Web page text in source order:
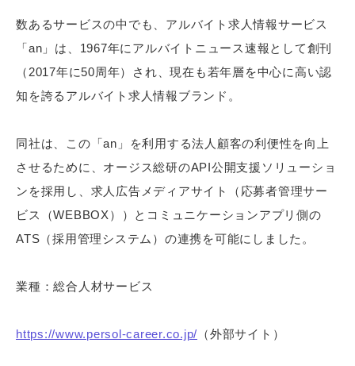
数あるサービスの中でも、アルバイト求人情報サービス
「an」は、1967年にアルバイトニュース速報として創刊
（2017年に50周年）され、現在も若年層を中心に高い認
知を誇るアルバイト求人情報ブランド。
同社は、この「an」を利用する法人顧客の利便性を向上
させるために、オージス総研のAPI公開支援ソリューショ
ンを採用し、求人広告メディアサイト（応募者管理サー
ビス（WEBBOX））とコミュニケーションアプリ側の
ATS（採用管理システム）の連携を可能にしました。
業種：総合人材サービス
https://www.persol-career.co.jp/ （外部サイト）